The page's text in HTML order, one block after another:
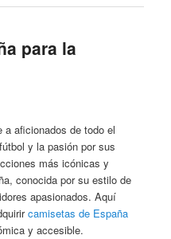
para la
a aficionados de todo el
y la pasión por sus
más icónicas y
conocida por su estilo de
apasionados. Aquí
camisetas de España
y accesible.